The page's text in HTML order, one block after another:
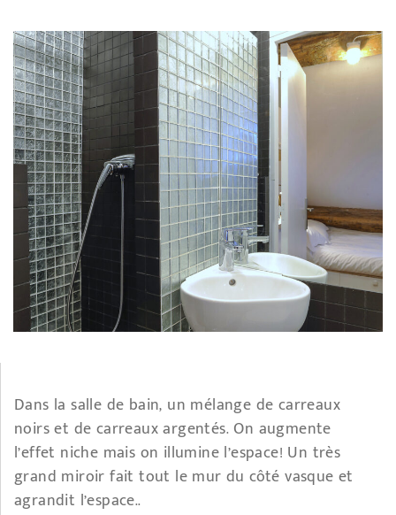
Dans la salle de bain, un mélange de carreaux
noirs et de carreaux argentés. On augmente
l’effet niche mais on illumine l’espace! Un très
grand miroir fait tout le mur du côté vasque et
agrandit l’espace..